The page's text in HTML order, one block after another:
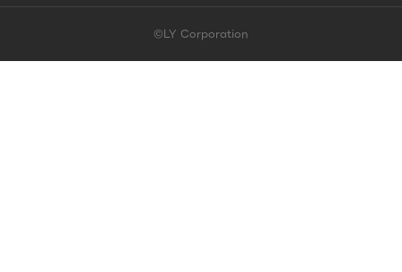
©LY Corporation
このコンテンツは掲載が終了しました | LINE占い